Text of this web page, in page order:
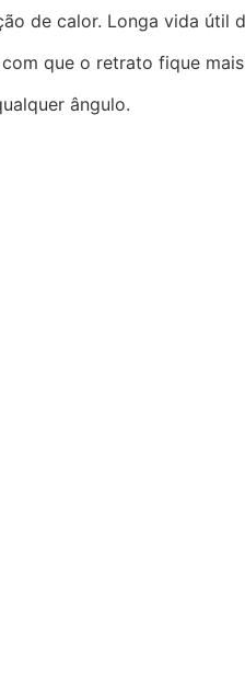
de calor. Longa vida útil
que o retrato fique
ângulo.